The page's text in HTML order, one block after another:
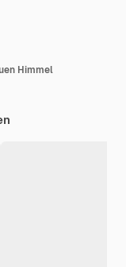
Himmel